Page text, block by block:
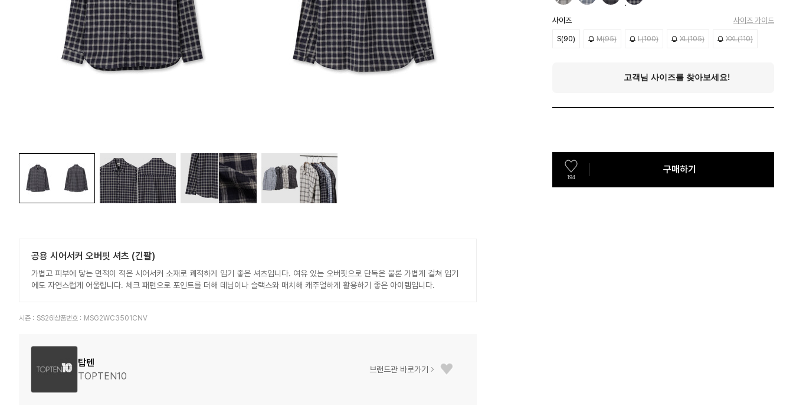
공용 시어서커 오버핏 셔츠 (긴팔)
가볍고 피부에 닿는 면적이 적은 시어서커 소재로 쾌적하게 입기 좋은 셔츠입니다. 여유 있는 오버핏으로 단독은 물론 가볍게 걸쳐 입기
에도 자연스럽게 어울립니다. 체크 패턴으로 포인트를 더해 데님이나 슬랙스와 매치해 캐주얼하게 활용하기 좋은 아이템입니다.
시즌 : SS26 상품번호 : MSG2WC3501CNV
탑텐
TOPTEN10
브랜드관 바로가기
사이즈 사이즈 가이드
S(90) M(95) L(100) XL(105) XXL(110)
194
구매하기